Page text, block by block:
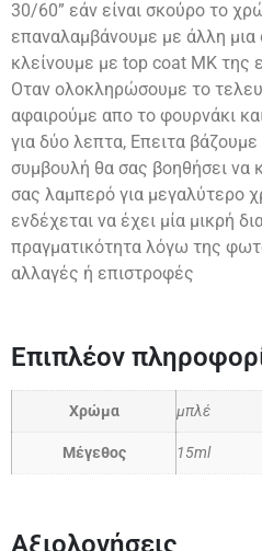
30/60” εάν είναι σκούρο το
επαναλαμβάνουμε με άλλη
κλείνουμε με top coat ΜΚ της
Οταν ολοκληρώσουμε το
αφαιρούμε απο το φουρνάκι
για δύο λεπτα, Επειτα
συμβουλή θα σας βοηθήσει να
σας λαμπερό για μεγαλύτερο
ενδέχεται να έχει μία μικρή
πραγματικότητα λόγω της
αλλαγές ή επιστροφές
Επιπλέον
Χρώμα μπλέ
Μέγεθος 15ml
Αξιολογήσεις